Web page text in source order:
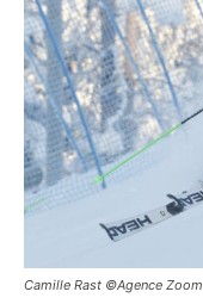
Camille Rast ©Agence Zoom